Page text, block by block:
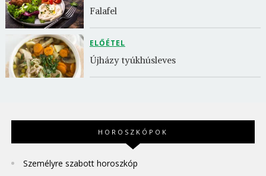
Falafel
ELŐÉTEL
Újházy tyúkhúsleves
HOROSZKÓPOK
Személyre szabott horoszkóp